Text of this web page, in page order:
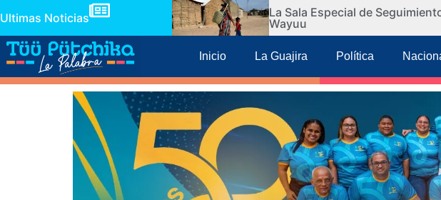
Ultimas Noticias
La Sala Especial de
Wayuu
Inicio La Guajira Política